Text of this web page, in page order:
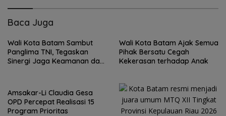
Baca Juga
Wali Kota Batam Sambut
Panglima TNI, Tegaskan
Sinergi Jaga Keamanan dan
Wali Kota Batam Ajak Semua
Pihak Bersatu Cegah
Kekerasan terhadap Anak
Amsakar-Li Claudia Gesa
OPD Percepat Realisasi 15
Program Prioritas